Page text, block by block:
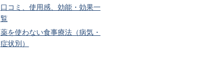
口コミ、使用感、効能・効果一
覧
薬を使わない食事療法（病気・
症状別）